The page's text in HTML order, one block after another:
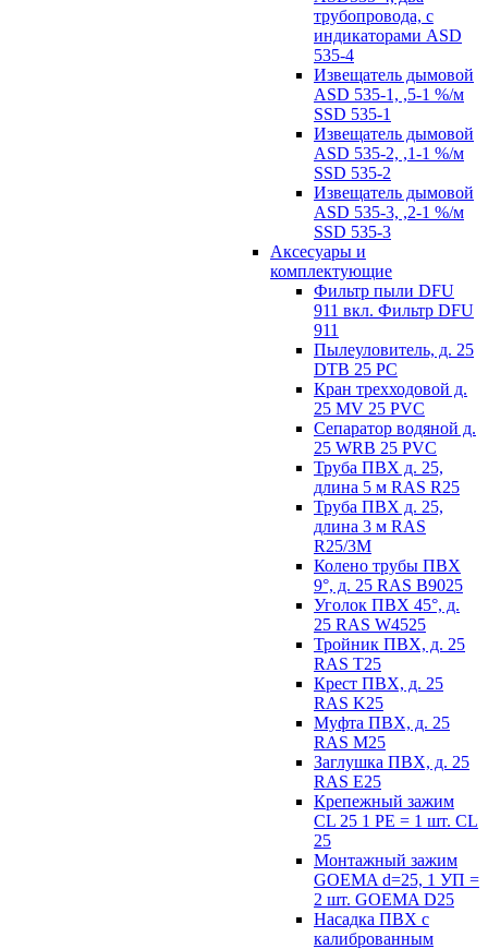
трубопровода, с
индикаторами ASD
535-4
Извещатель дымовой
ASD 535-1, ,5-1 %/м
SSD 535-1
Извещатель дымовой
ASD 535-2, ,1-1 %/м
SSD 535-2
Извещатель дымовой
ASD 535-3, ,2-1 %/м
SSD 535-3
Аксесуары и
комплектующие
Фильтр пыли DFU
911 вкл. Фильтр DFU
911
Пылеуловитель, д. 25
DTB 25 PC
Кран трехходовой д.
25 MV 25 PVC
Сепаратор водяной д.
25 WRB 25 PVC
Труба ПВХ д. 25,
длина 5 м RAS R25
Труба ПВХ д. 25,
длина 3 м RAS
R25/3M
Колено трубы ПВХ
9°, д. 25 RAS B9025
Уголок ПВХ 45°, д.
25 RAS W4525
Тройник ПВХ, д. 25
RAS T25
Крест ПВХ, д. 25
RAS K25
Муфта ПВХ, д. 25
RAS M25
Заглушка ПВХ, д. 25
RAS E25
Крепежный зажим
CL 25 1 PE = 1 шт. CL
25
Монтажный зажим
GOEMA d=25, 1 УП =
2 шт. GOEMA D25
Насадка ПВХ с
калиброванным